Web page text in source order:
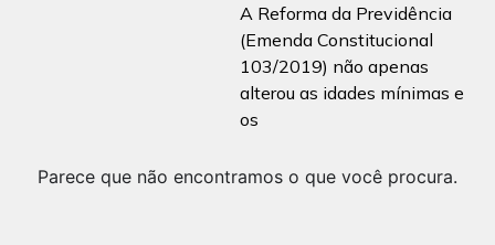
A Reforma da Previdência
(Emenda Constitucional
103/2019) não apenas
alterou as idades mínimas e
os
Parece que não encontramos o que você procura.